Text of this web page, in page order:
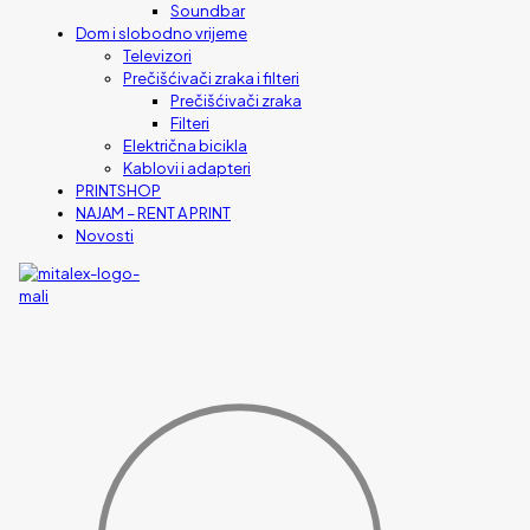
Soundbar
Dom i slobodno vrijeme
Televizori
Prečišćivači zraka i filteri
Prečišćivači zraka
Filteri
Električna bicikla
Kablovi i adapteri
PRINTSHOP
NAJAM – RENT A PRINT
Novosti